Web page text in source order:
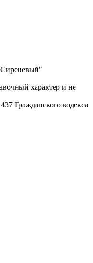
характер и не
Гражданского кодекса